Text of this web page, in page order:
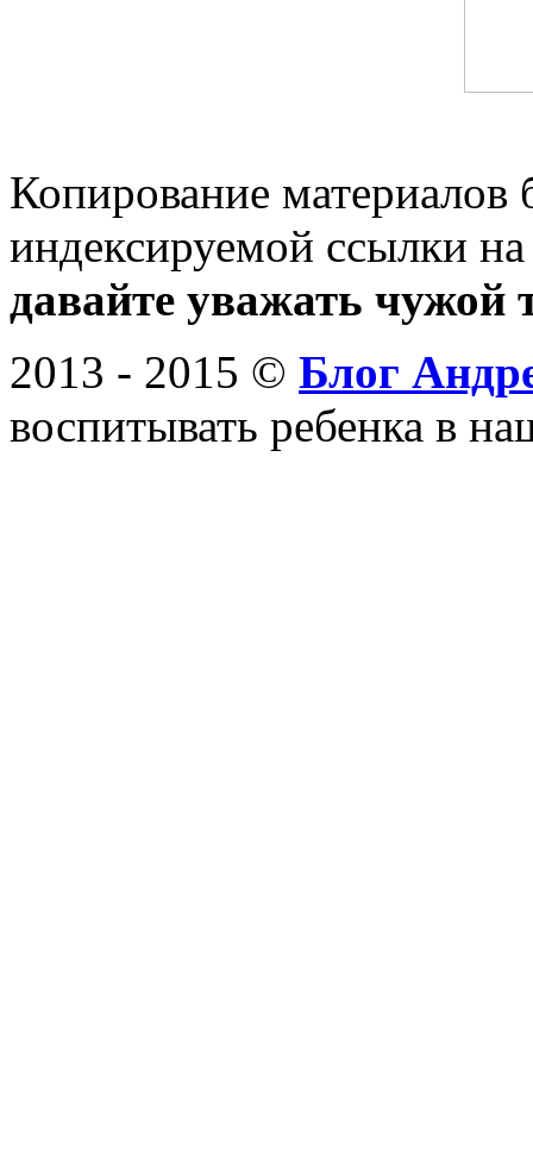
Копирование материалов
индексируемой ссылки
давайте уважать чужой
2013 - 2015 © Блог
воспитывать ребенка в